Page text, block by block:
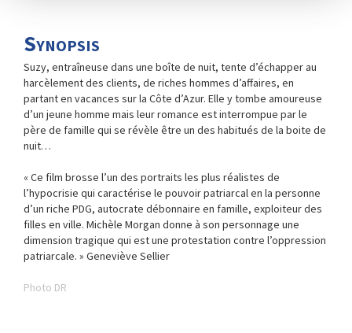
Synopsis
Suzy, entraîneuse dans une boîte de nuit, tente d’échapper au
harcèlement des clients, de riches hommes d’affaires, en
partant en vacances sur la Côte d’Azur. Elle y tombe amoureuse
d’un jeune homme mais leur romance est interrompue par le
père de famille qui se révèle être un des habitués de la boite de
nuit…
« Ce film brosse l’un des portraits les plus réalistes de
l’hypocrisie qui caractérise le pouvoir patriarcal en la personne
d’un riche PDG, autocrate débonnaire en famille, exploiteur des
filles en ville. Michèle Morgan donne à son personnage une
dimension tragique qui est une protestation contre l’oppression
patriarcale. » Geneviève Sellier
Photo DR